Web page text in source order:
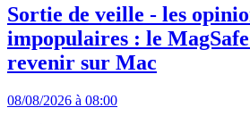
Sortie de veille - les
impopulaires : le
revenir sur Mac
08/08/2026 à 08:00